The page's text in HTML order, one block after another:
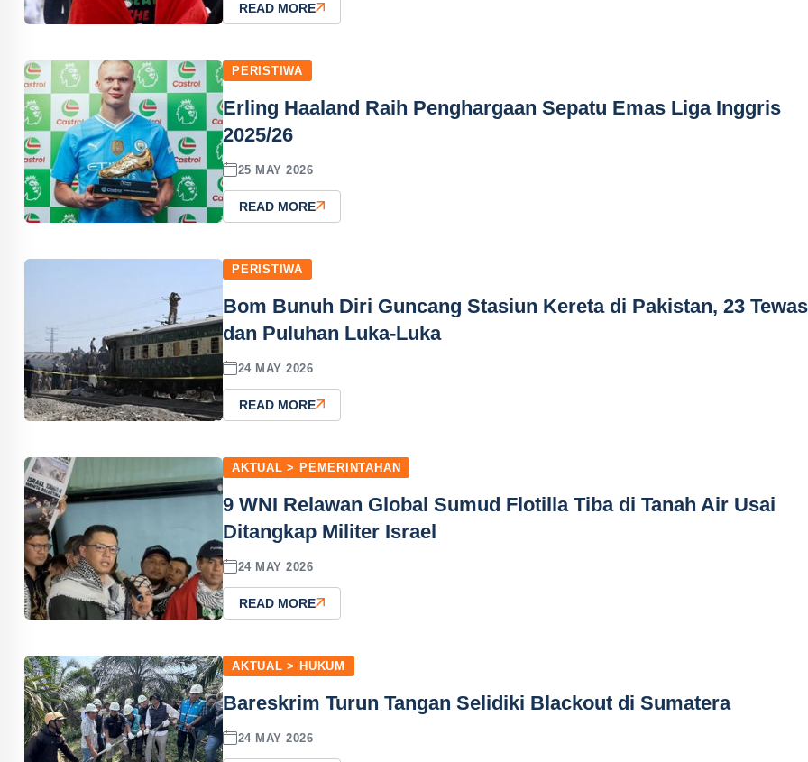
READ MORE
PERISTIWA
Erling Haaland Raih Penghargaan Sepatu Emas Liga Inggris
2025/26
25 MAY 2026
READ MORE
PERISTIWA
Bom Bunuh Diri Guncang Stasiun Kereta di Pakistan, 23 Tewas
dan Puluhan Luka-Luka
24 MAY 2026
READ MORE
AKTUAL > PEMERINTAHAN
9 WNI Relawan Global Sumud Flotilla Tiba di Tanah Air Usai
Ditangkap Militer Israel
24 MAY 2026
READ MORE
AKTUAL > HUKUM
Bareskrim Turun Tangan Selidiki Blackout di Sumatera
24 MAY 2026